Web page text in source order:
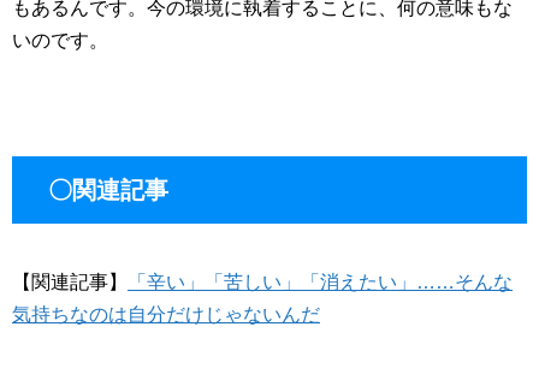
もあるんです。今の環境に執着することに、何の意味もな
いのです。
〇関連記事
【関連記事】
「辛い」「苦しい」「消えたい」……そんな
気持ちなのは自分だけじゃないんだ